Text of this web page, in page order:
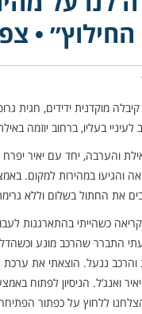
•
(שישי) בשעה 8:35, קיבלה מוקדנית ידידים,
בעליו, ברחוב יוזמה
והערבה, יחד עם יאיר יפרח
והגיעו במהירות למקום.
את החתול בשלום וללא
כשהייתי בהתארגנות
התברר שהרכב מונע
והרכב ננעל. הוצאתי את
ואנג’ל. הניסיון לפתוח
ללחוץ על כפתור